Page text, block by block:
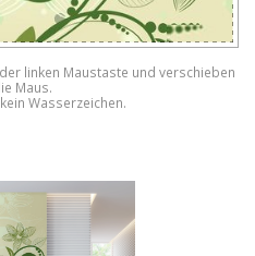
linken Maustaste und verschieben
Maus.
Wasserzeichen.